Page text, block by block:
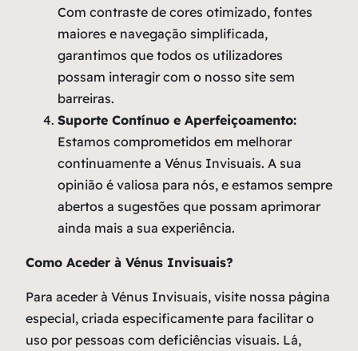
Com contraste de cores otimizado, fontes
maiores e navegação simplificada,
garantimos que todos os utilizadores
possam interagir com o nosso site sem
barreiras.
Suporte Contínuo e Aperfeiçoamento:
Estamos comprometidos em melhorar
continuamente a Vénus Invisuais. A sua
opinião é valiosa para nós, e estamos sempre
abertos a sugestões que possam aprimorar
ainda mais a sua experiência.
Como Aceder à Vénus Invisuais?
Para aceder à Vénus Invisuais, visite nossa página
especial, criada especificamente para facilitar o
uso por pessoas com deficiências visuais. Lá,